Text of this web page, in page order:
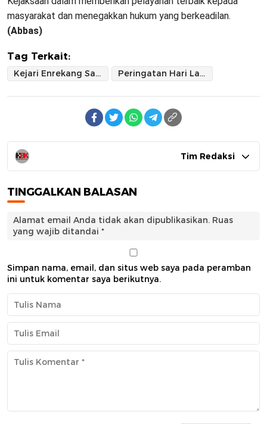
masyarakat dan menegakkan hukum yang berkeadilan.
(Abbas)
Tag Terkait:
Kejari Enrekang Sambut dengan Khidmat Peringatan Hari Lahir Kejaksaan RI ke-79
Tim Redaksi
TINGGALKAN BALASAN
Alamat email Anda tidak akan dipublikasikan. Ruas
yang wajib ditandai *
Simpan nama, email, dan situs web saya pada peramban
ini untuk komentar saya berikutnya.